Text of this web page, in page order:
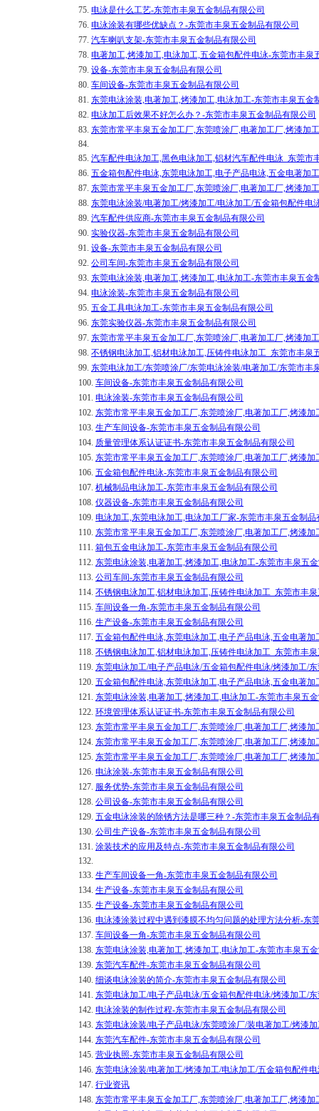
75. 电泳是什么工艺-东莞市丰泉五金制品有限公司
76. 电泳涂装有哪些优缺点？-东莞市丰泉五金制品有限公司
77. 汽车喇叭支架-东莞市丰泉五金制品有限公司
78. 电著加工,烤漆加工,电泳加工,五金箱包配件电泳-东莞市丰泉
79. 设备-东莞市丰泉五金制品有限公司
80. 车间设备-东莞市丰泉五金制品有限公司
81. 东莞电泳涂装,电著加工,烤漆加工,电泳加工-东莞市丰泉五金
82. 电泳加工后效果不好怎么办？-东莞市丰泉五金制品有限公司
83. 东莞市常平丰泉五金加工厂,东莞喷涂厂,电著加工厂,烤漆加
84.
85. 汽车配件电泳加工,黑色电泳加工,铝材汽车配件电泳_东莞市
86. 五金箱包配件电泳,东莞电泳加工,电子产品电泳,五金电著加
87. 东莞市常平丰泉五金加工厂,东莞喷涂厂,电著加工厂,烤漆加
88. 东莞电泳涂装/电著加工/烤漆加工/电泳加工/五金箱包配件电
89. 汽车配件供应商-东莞市丰泉五金制品有限公司
90. 实验仪器-东莞市丰泉五金制品有限公司
91. 设备-东莞市丰泉五金制品有限公司
92. 公司车间-东莞市丰泉五金制品有限公司
93. 东莞电泳涂装,电著加工,烤漆加工,电泳加工-东莞市丰泉五金
94. 电泳涂装-东莞市丰泉五金制品有限公司
95. 五金工具电泳加工-东莞市丰泉五金制品有限公司
96. 东莞实验仪器-东莞市丰泉五金制品有限公司
97. 东莞市常平丰泉五金加工厂,东莞喷涂厂,电著加工厂,烤漆加
98. 不锈钢电泳加工,铝材电泳加工,压铸件电泳加工_东莞市丰泉
99. 东莞电泳加工/东莞喷涂厂/东莞电泳涂装/电著加工/东莞市丰
100. 车间设备-东莞市丰泉五金制品有限公司
101. 电泳涂装-东莞市丰泉五金制品有限公司
102. 东莞市常平丰泉五金加工厂,东莞喷涂厂,电著加工厂,烤漆加
103. 生产车间设备-东莞市丰泉五金制品有限公司
104. 质量管理体系认证证书-东莞市丰泉五金制品有限公司
105. 东莞市常平丰泉五金加工厂,东莞喷涂厂,电著加工厂,烤漆加
106. 五金箱包配件电泳-东莞市丰泉五金制品有限公司
107. 机械制品电泳加工-东莞市丰泉五金制品有限公司
108. 仪器设备-东莞市丰泉五金制品有限公司
109. 电泳加工,东莞电泳加工,电泳加工厂家-东莞市丰泉五金制品
110. 东莞市常平丰泉五金加工厂,东莞喷涂厂,电著加工厂,烤漆加
111. 箱包五金电泳加工-东莞市丰泉五金制品有限公司
112. 东莞电泳涂装,电著加工,烤漆加工,电泳加工-东莞市丰泉五
113. 公司车间-东莞市丰泉五金制品有限公司
114. 不锈钢电泳加工,铝材电泳加工,压铸件电泳加工_东莞市丰
115. 车间设备一角-东莞市丰泉五金制品有限公司
116. 生产设备-东莞市丰泉五金制品有限公司
117. 五金箱包配件电泳,东莞电泳加工,电子产品电泳,五金电著
118. 不锈钢电泳加工,铝材电泳加工,压铸件电泳加工_东莞市丰
119. 东莞电泳加工/电子产品电泳/五金箱包配件电泳/烤漆加工/
120. 五金箱包配件电泳,东莞电泳加工,电子产品电泳,五金电著
121. 东莞电泳涂装,电著加工,烤漆加工,电泳加工-东莞市丰泉五
122. 环境管理体系认证证书-东莞市丰泉五金制品有限公司
123. 东莞市常平丰泉五金加工厂,东莞喷涂厂,电著加工厂,烤漆加
124. 东莞市常平丰泉五金加工厂,东莞喷涂厂,电著加工厂,烤漆加
125. 东莞市常平丰泉五金加工厂,东莞喷涂厂,电著加工厂,烤漆加
126. 电泳涂装-东莞市丰泉五金制品有限公司
127. 服务优势-东莞市丰泉五金制品有限公司
128. 公司设备-东莞市丰泉五金制品有限公司
129. 五金电泳涂装的除锈方法是哪三种？-东莞市丰泉五金制品
130. 公司生产设备-东莞市丰泉五金制品有限公司
131. 涂装技术的应用及特点-东莞市丰泉五金制品有限公司
132.
133. 生产车间设备一角-东莞市丰泉五金制品有限公司
134. 生产设备-东莞市丰泉五金制品有限公司
135. 生产设备-东莞市丰泉五金制品有限公司
136. 电泳漆涂装过程中遇到漆膜不均匀问题的处理方法分析-东
137. 车间设备一角-东莞市丰泉五金制品有限公司
138. 东莞电泳涂装,电著加工,烤漆加工,电泳加工-东莞市丰泉五
139. 东莞汽车配件-东莞市丰泉五金制品有限公司
140. 细谈电泳涂装的简介-东莞市丰泉五金制品有限公司
141. 东莞电泳加工/电子产品电泳/五金箱包配件电泳/烤漆加工/
142. 电泳涂装的制作过程-东莞市丰泉五金制品有限公司
143. 东莞电泳涂装/电子产品电泳/东莞喷涂厂/装电著加工/烤漆
144. 东莞汽车配件-东莞市丰泉五金制品有限公司
145. 营业执照-东莞市丰泉五金制品有限公司
146. 东莞电泳涂装/电著加工/烤漆加工/电泳加工/五金箱包配件
147. 行业资讯
148. 东莞市常平丰泉五金加工厂,东莞喷涂厂,电著加工厂,烤漆加